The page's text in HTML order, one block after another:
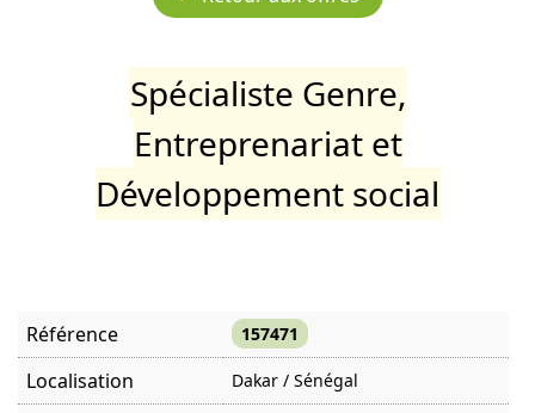
Spécialiste Genre,
Entreprenariat et
Développement social
Référence 157471
Localisation Dakar / Sénégal